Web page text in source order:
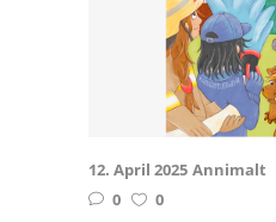
12. April 2025 Annimalt
0
0